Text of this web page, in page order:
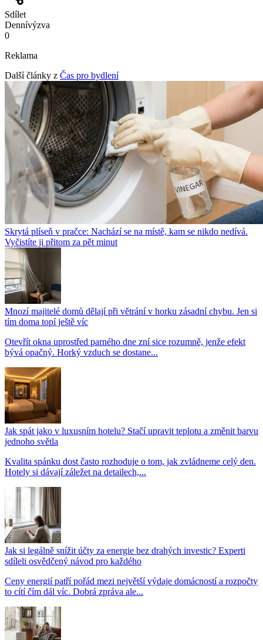
Sdílet
Dennívýzva
0
Reklama
Další články z Čas pro bydlení
Skrytá plíseň v pračce: Nachází se na místě, kam se nikdo nedívá.
Vyčistíte ji přitom za pět minut
Mnozí majitelé domů dělají při větrání v horku zásadní chybu. Jen si
tím doma topí ještě víc
Otevřít okna uprostřed parného dne zní sice rozumně, jenže efekt
bývá opačný. Horký vzduch se dostane...
Jak spát jako v luxusním hotelu? Stačí upravit teplotu a změnit barvu
jednoho světla
Kvalita spánku dost často rozhoduje o tom, jak zvládneme celý den.
Hotely si dávají záležet na detailech,...
Jak si legálně snížit účty za energie bez drahých investic? Experti
sdíleli osvědčený návod pro každého
Ceny energií patří pořád mezi největší výdaje domácností a rozpočty
to cítí čím dál víc. Dobrá zpráva ale...